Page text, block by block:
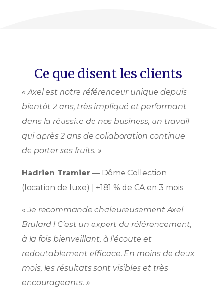
Ce que disent les clients
« Axel est notre référenceur unique depuis
bientôt 2 ans, très impliqué et performant
dans la réussite de nos business, un travail
qui après 2 ans de collaboration continue
de porter ses fruits. »
Hadrien Tramier— Dôme Collection
(location de luxe) | +181 % de CA en 3 mois
« Je recommande chaleureusement Axel
Brulard ! C’est un expert du référencement,
à la fois bienveillant, à l’écoute et
redoutablement efficace. En moins de deux
mois, les résultats sont visibles et très
encourageants. »